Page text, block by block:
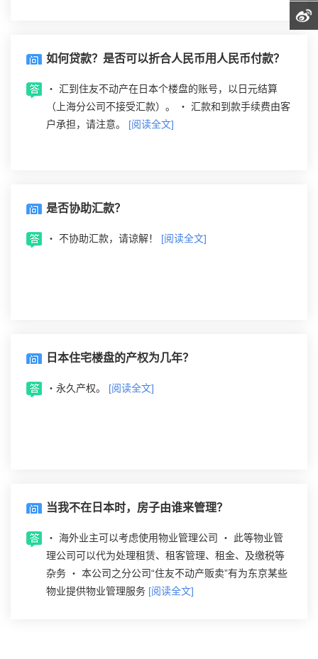
如何贷款？是否可以折合人民币用人民币付款？
‧ 汇到住友不动产在日本个楼盘的账号，以日元结算
（上海分公司不接受汇款）。 ‧ 汇款和到款手续费由客
户承担，请注意。 [阅读全文]
是否协助汇款？
‧ 不协助汇款，请谅解！ [阅读全文]
日本住宅楼盘的产权为几年？
‧永久产权。 [阅读全文]
当我不在日本时，房子由谁来管理？
‧ 海外业主可以考虑使用物业管理公司 ‧ 此等物业管
理公司可以代为处理租赁、租客管理、租金、及缴税等
杂务 ‧ 本公司之分公司“住友不动产贩卖”有为东京某些
物业提供物业管理服务 [阅读全文]